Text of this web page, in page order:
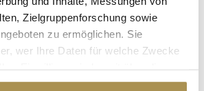
Zielgruppenforschung sowie
zu ermöglichen. Sie
wer Ihre Daten für welche Zwecke
durch Klicken auf das Privacy